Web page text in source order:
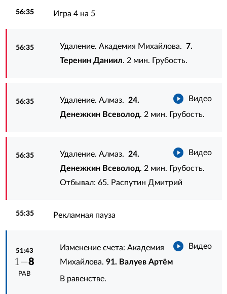
56:35 Игра 4 на 5
56:35 Удаление. Академия Михайлова.7.
Теренин Даниил. 2 мин. Грубость.
56:35 Видео
Удаление. Алмаз.24.
Денежкин Всеволод. 2 мин. Грубость.
56:35 Видео
Удаление. Алмаз.24.
Денежкин Всеволод. 2 мин. Грубость.
Отбывал:65. Распутин Дмитрий
55:35 Рекламная пауза
51:43
1—8
РАВ
Видео
Изменение счета: Академия
Михайлова.91. Валуев Артём
В равенстве.